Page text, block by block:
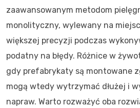
zaawansowanym metodom
monolityczny, wylewany na
większej precyzji podczas
podatny na błędy. Różnice w
gdy prefabrykaty są montowane
mogą wtedy wytrzymać dłużej i
napraw. Warto rozważyć oba